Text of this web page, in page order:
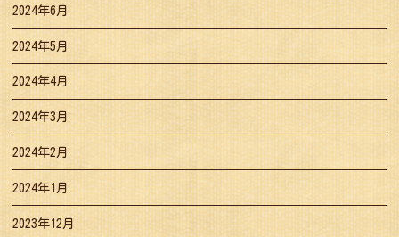
2024年6月
2024年5月
2024年4月
2024年3月
2024年2月
2024年1月
2023年12月